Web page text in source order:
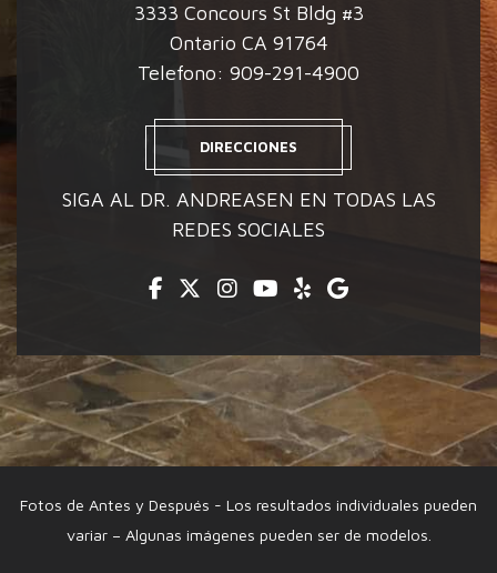
3333 Concours St Bldg #3
Ontario CA 91764
Telefono: 909-291-4900
DIRECCIONES
SIGA AL DR. ANDREASEN EN TODAS LAS
REDES SOCIALES
Facebook
Twitter
Instagram
Youtube
YelpGoogle
Fotos de Antes y Después - Los resultados individuales pueden
variar – Algunas imágenes pueden ser de modelos.